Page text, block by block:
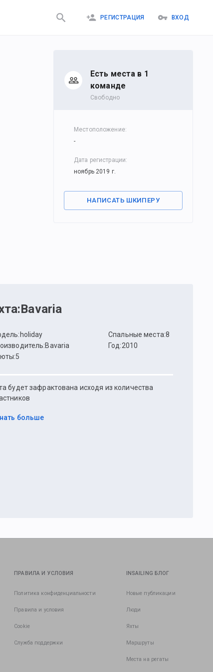
РЕГИСТРАЦИЯ ВХОД
Есть места в 1
командe
Свободно
Местоположение:
-
Дата регистрации:
ноябрь 2019 г.
НАПИСАТЬ ШКИПЕРУ
:Bavaria
: holiday
:Bavaria
:5
Спальные места:8
Год:2010
будет зафрактована исходя из количества
больше
ПРАВИЛА И УСЛОВИЯ
Политика конфиденциальности
Правила и условия
Cookie
Служба поддержки
INSAILING БЛОГ
Новые публикации
Люди
Яхты
Маршруты
Места на регаты